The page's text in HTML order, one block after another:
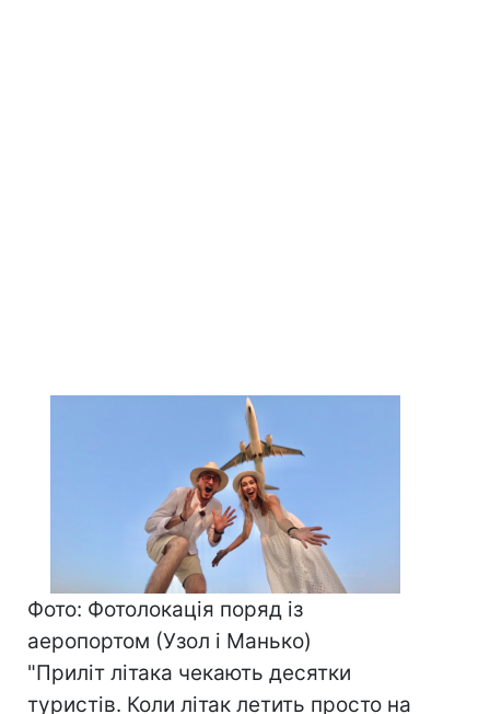
Фото: Фотолокація поряд із
аеропортом (Узол і Манько)
"Приліт літака чекають десятки
туристів. Коли літак летить просто на